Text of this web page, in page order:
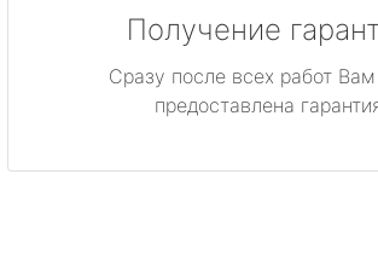
Получение
Сразу после всех работ Вам
предоставлена